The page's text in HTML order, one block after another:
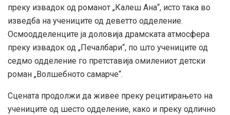
преку извадок од романот „Калеш Ана“, исто така во
изведба на учениците од деветто одделение.
Осмоодделенците ја доловија драмската атмосфера
преку извадок од „Печалбари“, по што учениците од
седмо одделение го претставија омилениот детски
роман „Волшебното самарче“.
Сцената продолжи да живее преку рецитирањето на
учениците од шесто одделение, како и преку одлично